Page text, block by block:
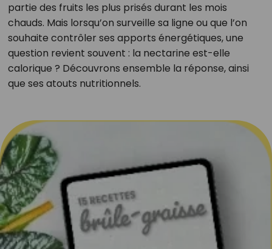
partie des fruits les plus prisés durant les mois
chauds. Mais lorsqu’on surveille sa ligne ou que l’on
souhaite contrôler ses apports énergétiques, une
question revient souvent : la nectarine est-elle
calorique ? Découvrons ensemble la réponse, ainsi
que ses atouts nutritionnels.